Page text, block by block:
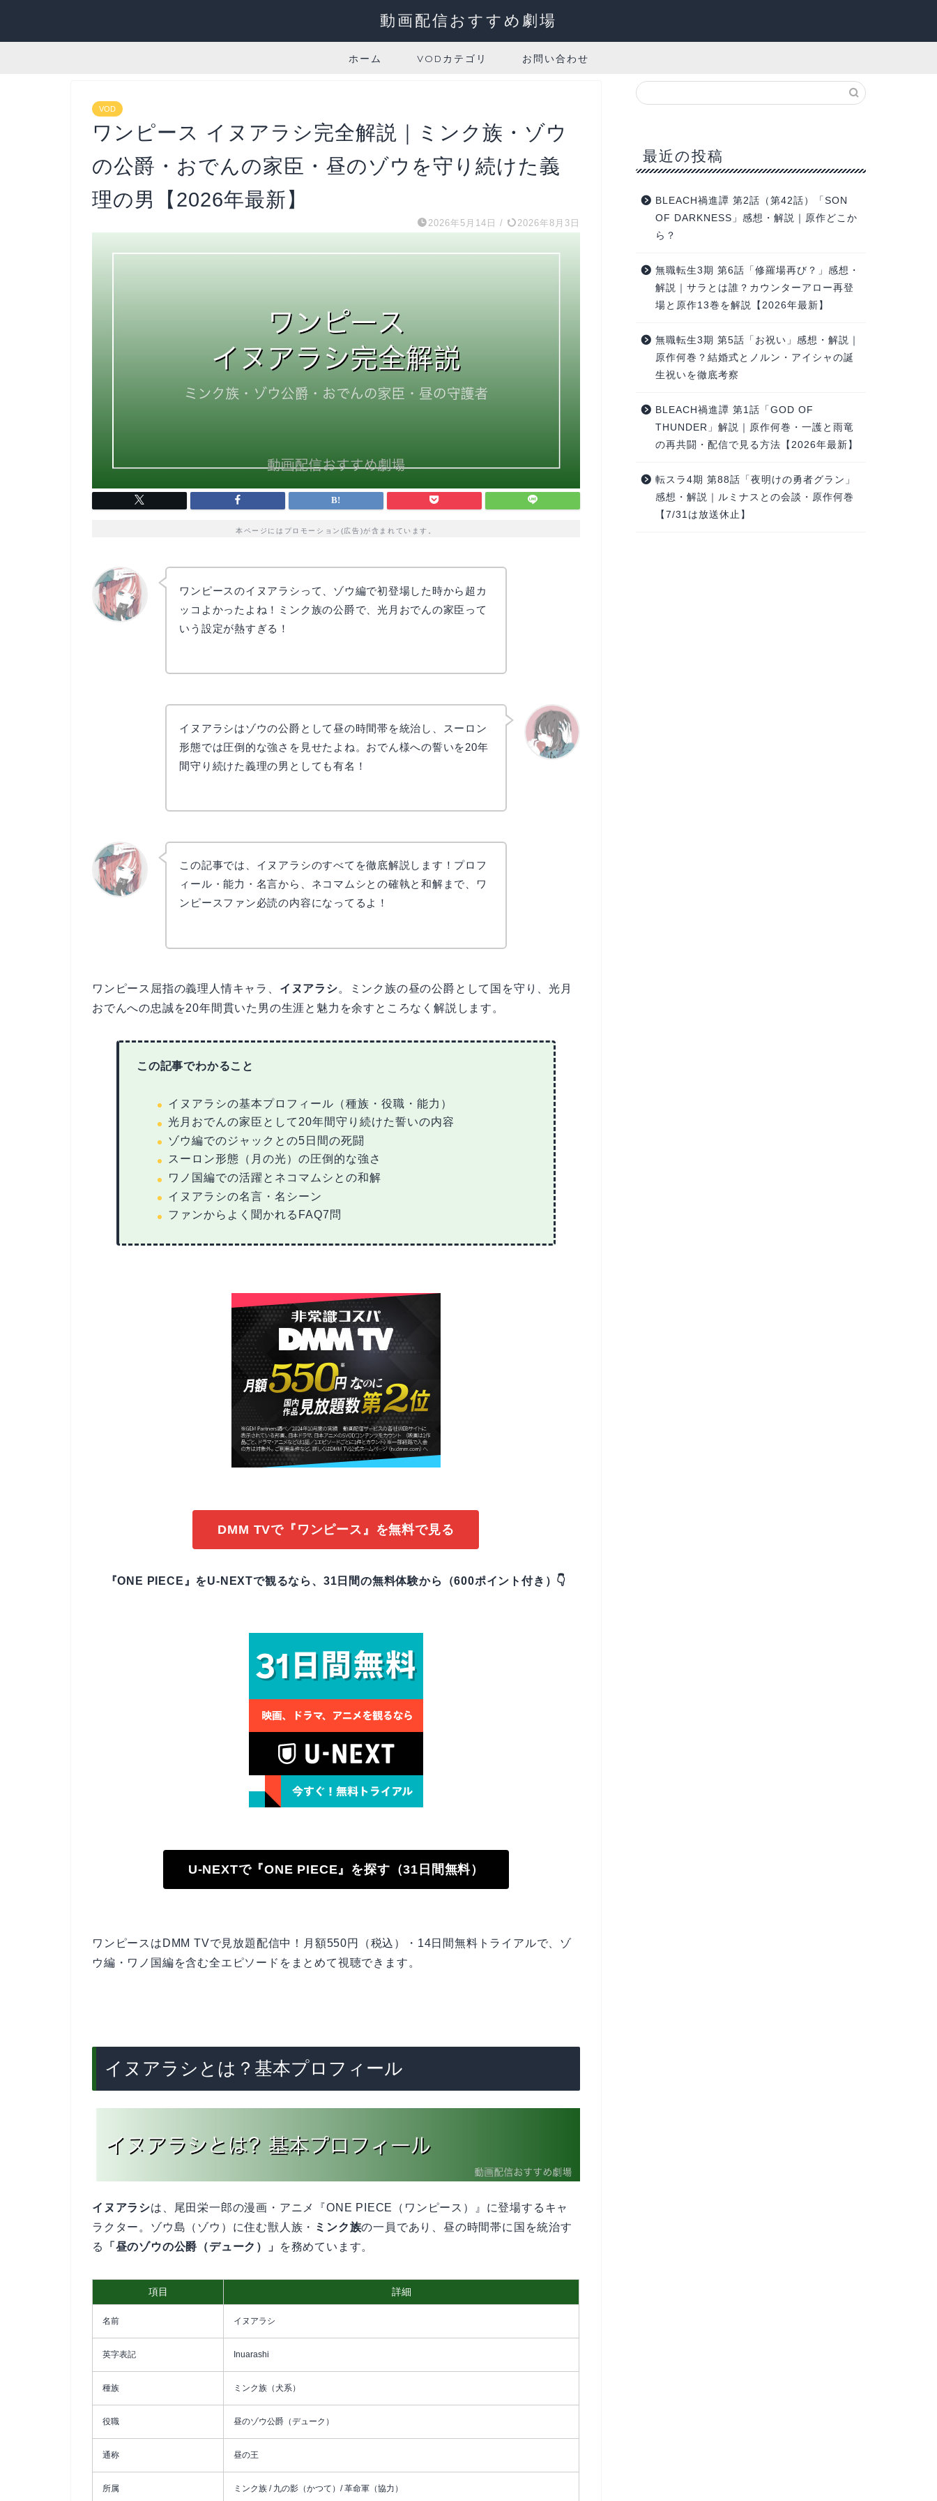
動画配信おすすめ劇場
ホーム VODカテゴリ お問い合わせ
VOD
ワンピース イヌアラシ完全解説｜ミンク族・ゾウ
の公爵・おでんの家臣・昼のゾウを守り続けた義
理の男【2026年最新】
2026年5月14日 / 2026年8月3日
本ページにはプロモーション(広告)が含まれています。
ワンピースのイヌアラシって、ゾウ編で初登場した時から超カ
ッコよかったよね！ミンク族の公爵で、光月おでんの家臣って
いう設定が熱すぎる！
イヌアラシはゾウの公爵として昼の時間帯を統治し、スーロン
形態では圧倒的な強さを見せたよね。おでん様への誓いを20年
間守り続けた義理の男としても有名！
この記事では、イヌアラシのすべてを徹底解説します！プロフ
ィール・能力・名言から、ネコマムシとの確執と和解まで、ワ
ンピースファン必読の内容になってるよ！
ワンピース屈指の義理人情キャラ、 イヌアラシ。ミンク族の昼の公爵として国を守り、光月
おでんへの忠誠を20年間貫いた男の生涯と魅力を余すところなく解説します。
この記事でわかること
イヌアラシの基本プロフィール（種族・役職・能力）
光月おでんの家臣として20年間守り続けた誓いの内容
ゾウ編でのジャックとの5日間の死闘
スーロン形態（月の光）の圧倒的な強さ
ワノ国編での活躍とネコマムシとの和解
イヌアラシの名言・名シーン
ファンからよく聞かれるFAQ7問
DMM TVで『ワンピース』を無料で見る
『ONE PIECE』をU-NEXTで観るなら、31日間の無料体験から（600ポイント付き）👇
U-NEXTで『ONE PIECE』を探す（31日間無料）
ワンピースはDMM TVで見放題配信中！月額550円（税込）・14日間無料トライアルで、ゾ
ウ編・ワノ国編を含む全エピソードをまとめて視聴できます。
イヌアラシとは？基本プロフィール
イヌアラシは、尾田栄一郎の漫画・アニメ『ONE PIECE（ワンピース）』に登場するキャ
ラクター。ゾウ島（ゾウ）に住む獣人族・ ミンク族の一員であり、昼の時間帯に国を統治す
る
「昼のゾウの公爵（デューク）」 を務めています。
項目 詳細
名前 イヌアラシ
英字表記 Inuarashi
種族 ミンク族（犬系）
役職 昼のゾウ公爵（デューク）
通称 昼の王
所属 ミンク族 / 九の影（かつて）/ 革命軍（協力）
最近の投稿
BLEACH禍進譚 第2話（第42話）「SON
OF DARKNESS」感想・解説｜原作どこか
ら？
無職転生3期 第6話「修羅場再び？」感想・
解説｜サラとは誰？カウンターアロー再登
場と原作13巻を解説【2026年最新】
無職転生3期 第5話「お祝い」感想・解説｜
原作何巻？結婚式とノルン・アイシャの誕
生祝いを徹底考察
BLEACH禍進譚 第1話「GOD OF
THUNDER」解説｜原作何巻・一護と雨竜
の再共闘・配信で見る方法【2026年最新】
転スラ4期 第88話「夜明けの勇者グラン」
感想・解説｜ルミナスとの会談・原作何巻
【7/31は放送休止】